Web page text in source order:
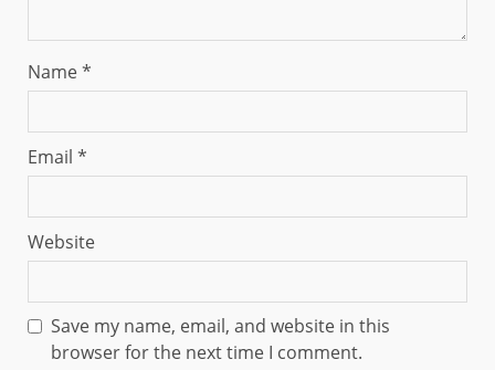
Name*
Email *
Website
Save my name, email, and website in this
browser for the next time I comment.